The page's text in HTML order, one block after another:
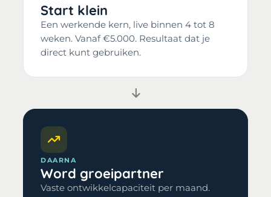
Start klein
Een werkende kern, live binnen 4 tot 8
weken. Vanaf €5.000. Resultaat dat je
direct kunt gebruiken.
DAARNA
Word groeipartner
Vaste ontwikkelcapaciteit per maand.